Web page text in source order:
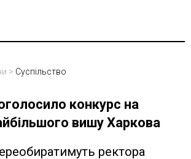
> Суспільство
конкурс на
вишу Харкова
ректора